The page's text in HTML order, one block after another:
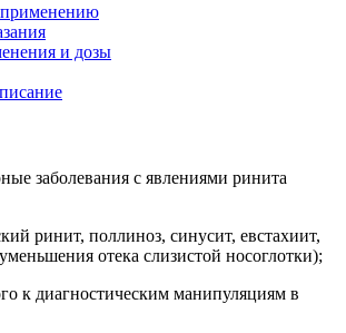
и дозы
заболевания с явлениями ринита
ринит, поллиноз, синусит, евстахиит,
отека слизистой носоглотки);
к диагностическим манипуляциям в